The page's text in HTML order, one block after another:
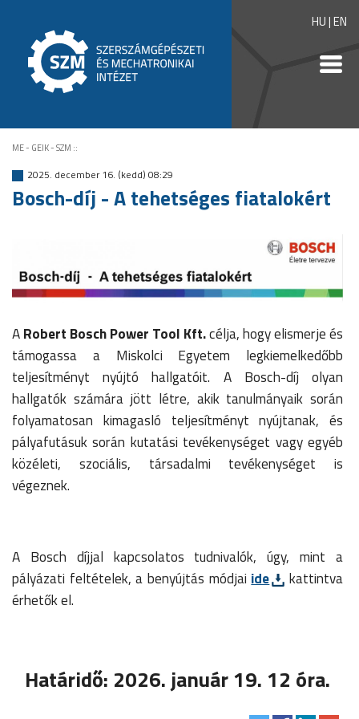
HU|EN
ME - GEIK - SZM ::
2025. december 16. (kedd) 08:29
Bosch-díj - A tehetséges fiatalokért
ARobert Bosch Power Tool Kft.célja, hogy elismerje és
támogassa a Miskolci Egyetem legkiemelkedőbb
teljesítményt nyújtó hallgatóit. A Bosch-díj olyan
hallgatók számára jött létre, akik tanulmányaik során
folyamatosan kimagasló teljesítményt nyújtanak, és
pályafutásuk során kutatási tevékenységet vagy egyéb
közéleti, szociális, társadalmi tevékenységet is
végeznek.
A Bosch díjjal kapcsolatos tudnivalók, úgy, mint a
pályázati feltételek, a benyújtás módjai ide
kattintva
érhetők el.
Határidő: 2026. január 19. 12 óra.